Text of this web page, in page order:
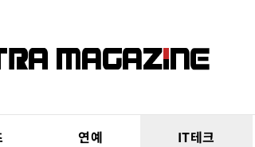
연예 IT테크